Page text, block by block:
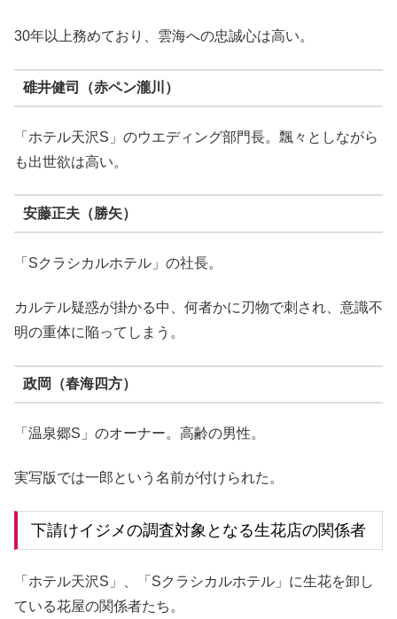
30年以上務めており、雲海への忠誠心は高い。
碓井健司（赤ペン瀧川）
「ホテル天沢S」のウエディング部門長。飄々としながら
も出世欲は高い。
安藤正夫（勝矢）
「Sクラシカルホテル」の社長。
カルテル疑惑が掛かる中、何者かに刃物で刺され、意識不
明の重体に陥ってしまう。
政岡（春海四方）
「温泉郷S」のオーナー。高齢の男性。
実写版では一郎という名前が付けられた。
下請けイジメの調査対象となる生花店の関係者
「ホテル天沢S」、「Sクラシカルホテル」に生花を卸し
ている花屋の関係者たち。